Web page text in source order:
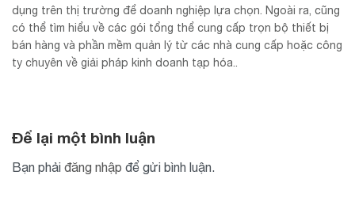
dụng trên thị trường để doanh nghiệp lựa chọn. Ngoài ra, cũng
có thể tìm hiểu về các gói tổng thể cung cấp trọn bộ thiết bị
bán hàng và phần mềm quản lý từ các nhà cung cấp hoặc công
ty chuyên về giải pháp kinh doanh tạp hóa..
Để lại một bình luận
Bạn phải đăng nhập để gửi bình luận.